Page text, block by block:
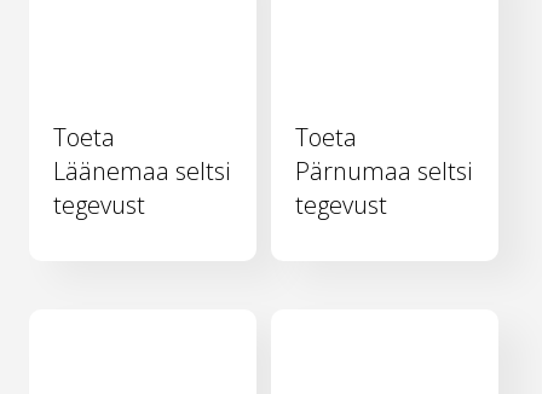
Toeta
Läänemaa seltsi
tegevust
Toeta
Pärnumaa seltsi
tegevust